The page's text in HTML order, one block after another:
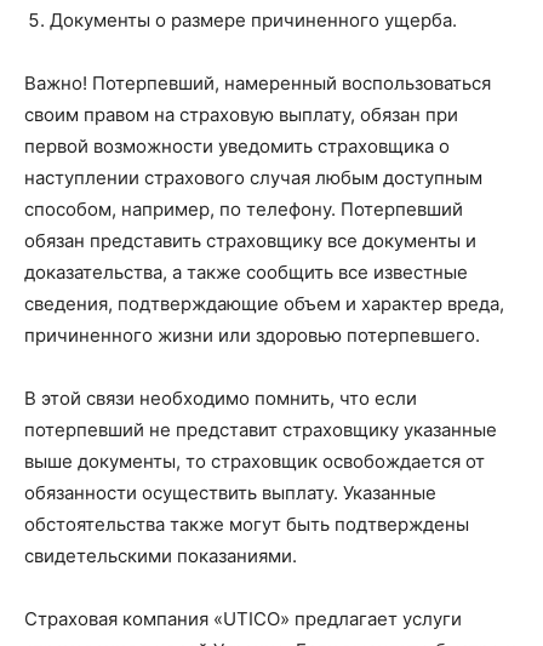
Документы о размере причиненного ущерба.
Важно! Потерпевший, намеренный воспользоваться
своим правом на страховую выплату, обязан при
первой возможности уведомить страховщика о
наступлении страхового случая любым доступным
способом, например, по телефону. Потерпевший
обязан представить страховщику все документы и
доказательства, а также сообщить все известные
сведения, подтверждающие объем и характер вреда,
причиненного жизни или здоровью потерпевшего.
В этой связи необходимо помнить, что если
потерпевший не представит страховщику указанные
выше документы, то страховщик освобождается от
обязанности осуществить выплату. Указанные
обстоятельства также могут быть подтверждены
свидетельскими показаниями.
Страховая компания «UTICO» предлагает услуги